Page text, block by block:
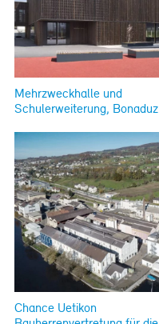
Mehrzweckhalle und
Schulerweiterung, Bonaduz
Chance Uetikon